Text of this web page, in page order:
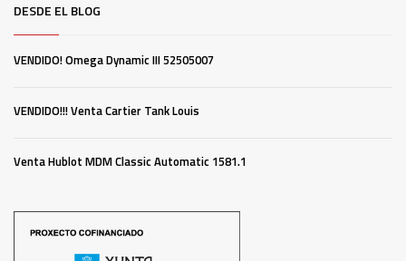
DESDE EL BLOG
VENDIDO! Omega Dynamic III 52505007
VENDIDO!!! Venta Cartier Tank Louis
Venta Hublot MDM Classic Automatic 1581.1